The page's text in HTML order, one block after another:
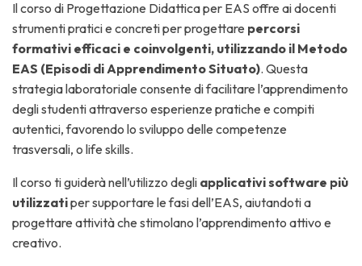
Il corso di Progettazione Didattica per EAS offre ai docenti
strumenti pratici e concreti per progettare percorsi
formativi efficaci e coinvolgenti, utilizzando il Metodo
EAS (Episodi di Apprendimento Situato). Questa
strategia laboratoriale consente di facilitare l’apprendimento
degli studenti attraverso esperienze pratiche e compiti
autentici, favorendo lo sviluppo delle competenze
trasversali, o life skills.
Il corso ti guiderà nell’utilizzo degli applicativi software più
utilizzatiper supportare le fasi dell’EAS, aiutandoti a
progettare attività che stimolano l’apprendimento attivo e
creativo.